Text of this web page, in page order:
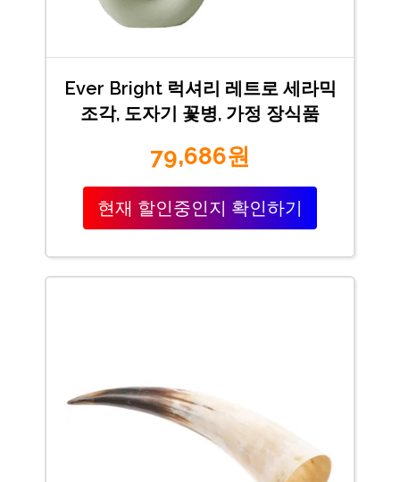
Ever Bright 럭셔리 레트로 세라믹
조각, 도자기 꽃병, 가정 장식품
79,686원
현재 할인중인지 확인하기